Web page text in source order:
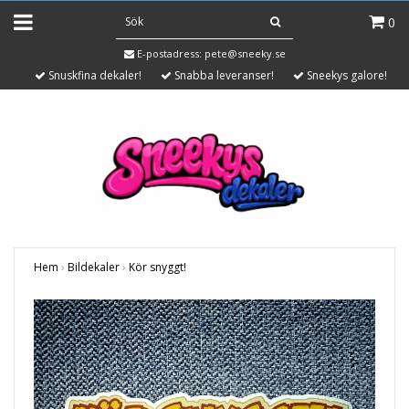
0
E-postadress: pete@sneeky.se
Snuskfina dekaler! Snabba leveranser! Sneekys galore!
Hem › Bildekaler› Kör snyggt!